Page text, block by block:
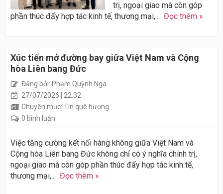
trị, ngoại giao mà còn góp
phần thúc đẩy hợp tác kinh tế, thương mại,... Đọc thêm »
Xúc tiến mở đường bay giữa Việt Nam và Cộng
hòa Liên bang Đức
Đăng bởi: Phạm Quỳnh Nga
27/07/2026 | 22:32
Chuyên mục: Tin quê hương
0 bình luận
Việc tăng cường kết nối hàng không giữa Việt Nam và
Cộng hòa Liên bang Đức không chỉ có ý nghĩa chính trị,
ngoại giao mà còn góp phần thúc đẩy hợp tác kinh tế,
thương mại,... Đọc thêm »